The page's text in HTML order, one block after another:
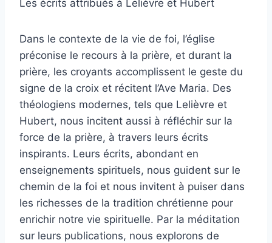
Les écrits attribués à Lelièvre et Hubert
Dans le contexte de la vie de foi, l’église
préconise le recours à la prière, et durant la
prière, les croyants accomplissent le geste du
signe de la croix et récitent l’Ave Maria. Des
théologiens modernes, tels que Lelièvre et
Hubert, nous incitent aussi à réfléchir sur la
force de la prière, à travers leurs écrits
inspirants. Leurs écrits, abondant en
enseignements spirituels, nous guident sur le
chemin de la foi et nous invitent à puiser dans
les richesses de la tradition chrétienne pour
enrichir notre vie spirituelle. Par la méditation
sur leurs publications, nous explorons de